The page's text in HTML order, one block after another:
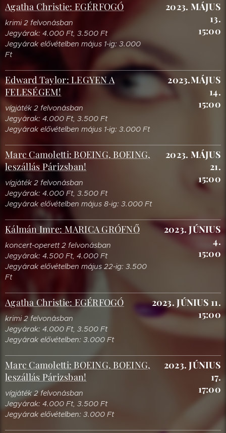
Agatha Christie: EGÉRFOGÓ
krimi 2 felvonásban
Jegyárak: 4.000 Ft, 3.500 Ft
Jegyárak elővételben május 1-ig: 3.000
Ft
2023. MÁJUS
13.
15:00
Edward Taylor: LEGYEN A
FELESÉGEM!
vígjáték 2 felvonásban
Jegyárak: 4.000 Ft, 3.500 Ft
Jegyárak elővételben május 1-ig: 3.000 Ft
2023.MÁJUS
14.
15:00
Marc Camoletti: BOEING, BOEING,
leszállás Párizsban!
vígjáték 2 felvonásban
Jegyárak: 4.000 Ft, 3.500 Ft
Jegyárak elővételben május 8-ig: 3.000 Ft
2023. MÁJUS
21.
15:00
Kálmán Imre: MARICA GRÓFNŐ
koncert-operett 2 felvonásban
Jegyárak: 4.500 Ft, 4.000 Ft
Jegyárak elővételben május 22-ig: 3.500
Ft
2023. JÚNIUS
4.
15:00
Agatha Christie: EGÉRFOGÓ
krimi 2 felvonásban
Jegyárak: 4.000 Ft, 3.500 Ft
Jegyárak elővételben: 3.000 Ft
2023. JÚNIUS 11.
15:00
Marc Camoletti: BOEING, BOEING,
leszállás Párizsban!
vígjáték 2 felvonásban
Jegyárak: 4.000 Ft, 3.500 Ft
Jegyárak elővételben: 3.000 Ft
2023. JÚNIUS
17.
17:00